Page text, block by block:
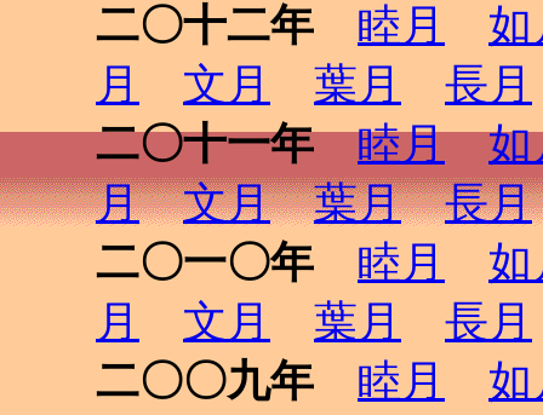
二〇十二年
睦月
如
月
文月 葉月
長月
二〇十一年
睦月
如
月
文月 葉月
長月
二〇一〇年
睦月
如
月
文月 葉月
長月
二〇〇九年
睦月
如